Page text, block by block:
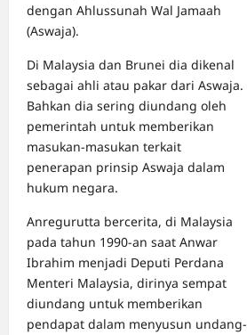
dengan Ahlussunah Wal Jamaah
(Aswaja).
Di Malaysia dan Brunei dia dikenal
sebagai ahli atau pakar dari Aswaja.
Bahkan dia sering diundang oleh
pemerintah untuk memberikan
masukan-masukan terkait
penerapan prinsip Aswaja dalam
hukum negara.
Anregurutta bercerita, di Malaysia
pada tahun 1990-an saat Anwar
Ibrahim menjadi Deputi Perdana
Menteri Malaysia, dirinya sempat
diundang untuk memberikan
pendapat dalam menyusun undang-